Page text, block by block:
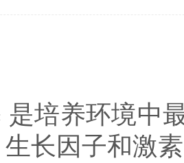
是培养环境中
长因子和激